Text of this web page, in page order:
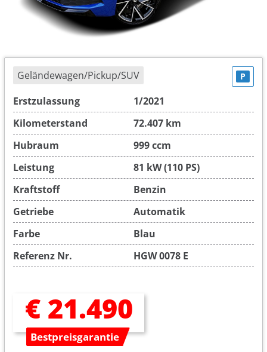
Geländewagen/Pickup/SUV P
Erstzulassung
1/2021
Kilometerstand
72.407 km
Hubraum
999 ccm
Leistung
81 kW (110 PS)
Kraftstoff
Benzin
Getriebe
Automatik
Farbe
Blau
Referenz Nr.
HGW 0078 E
€ 21.490
Bestpreisgarantie